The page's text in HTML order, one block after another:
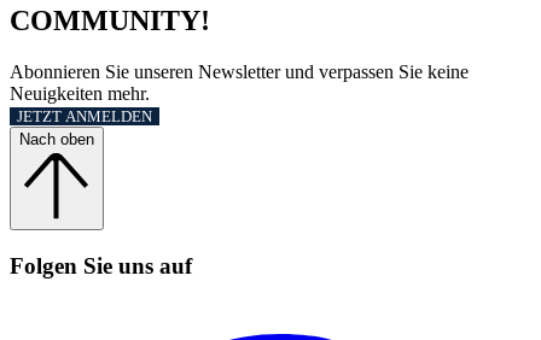
COMMUNITY!
Abonnieren Sie unseren Newsletter und verpassen Sie keine
Neuigkeiten mehr.
JETZT ANMELDEN
Nach oben
Folgen Sie uns auf